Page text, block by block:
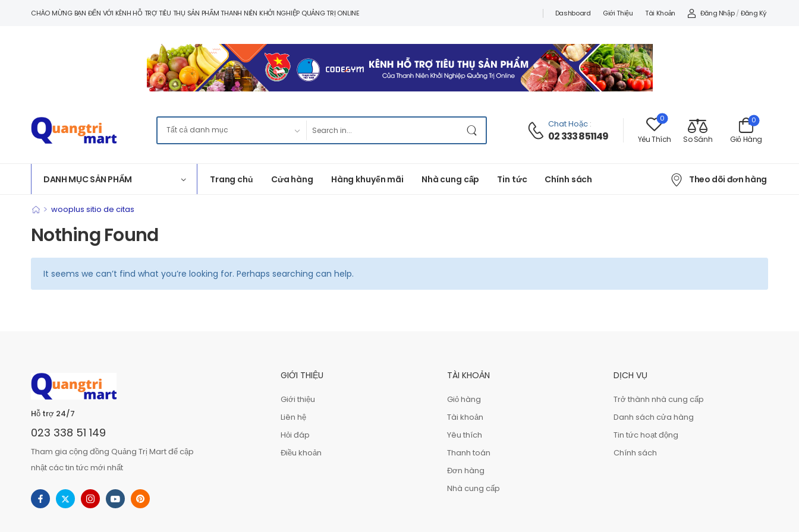
CHÀO MỪNG BẠN ĐẾN VỚI KÊNH HỖ TRỢ TIÊU THỤ SẢN PHẨM THANH NIÊN KHỞI NGHIỆP QUẢNG TRỊ ONLINE Dashboard Giới Thiệu Tài Khoản Đăng Nhập / Đăng Ký
Chat Hoặc :
02 333 851149
0
Yêu Thích So Sánh Giỏ Hàng
0
DANH MỤC SẢN PHẨM Trang chủ Cửa hàng Hàng khuyến mãi Nhà cung cấp Tin tức Chính sách Theo dõi đơn hàng
> wooplus sitio de citas
Nothing Found
It seems we can’t find what you’re looking for. Perhaps searching can help.
Hỗ trợ 24/7
023 338 51 149
Tham gia cộng đồng Quảng Trị Mart để cập
nhật các tin tức mới nhất
GIỚI THIỆU
Giới thiệu
Liên hệ
Hỏi đáp
Điều khoản
TÀI KHOẢN
Giỏ hàng
Tài khoản
Yêu thích
Thanh toán
Đơn hàng
Nhà cung cấp
DỊCH VỤ
Trở thành nhà cung cấp
Danh sách cửa hàng
Tin tức hoạt động
Chính sách